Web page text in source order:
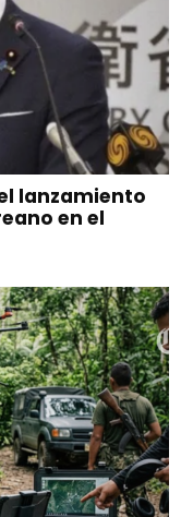
lanzamiento
en el